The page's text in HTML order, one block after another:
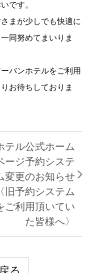
です。
まが少しでも快適に
同努めてまいりま
バンホテルをご利用
お待ちしておりま
テル公式ホーム
ージ予約システ
変更のお知らせ
〈旧予約システム
ご利用頂いてい
た皆様へ〉